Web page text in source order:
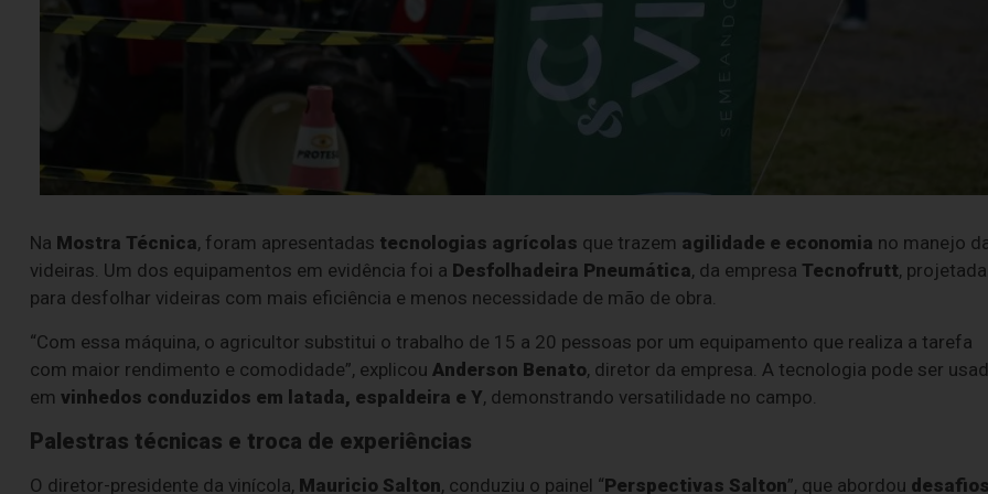
Na Mostra Técnica, foram apresentadas tecnologias agrícolas que trazem agilidade e economia no manejo
videiras. Um dos equipamentos em evidência foi a Desfolhadeira Pneumática, da empresa Tecnofrutt, projetada
para desfolhar videiras com mais eficiência e menos necessidade de mão de obra.
“Com essa máquina, o agricultor substitui o trabalho de 15 a 20 pessoas por um equipamento que realiza a tarefa
com maior rendimento e comodidade”, explicou Anderson Benato, diretor da empresa. A tecnologia pode ser
em vinhedos conduzidos em latada, espaldeira e Y, demonstrando versatilidade no campo.
Palestras técnicas e troca de experiências
O diretor-presidente da vinícola, Mauricio Salton, conduziu o painel “Perspectivas Salton”, que abordou desafios